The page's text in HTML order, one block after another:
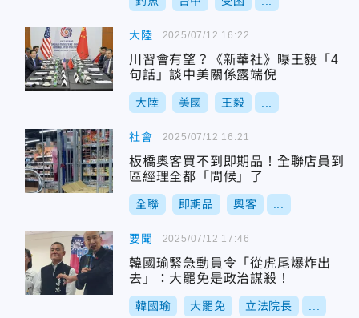
大陸
川習會有望？《新華社》曝王毅「4
句話」談中美關係露端倪
大陸 美國 王毅
2025/07/12 16:22
社會
板橋奧客買不到即期品！全聯店員到
區經理全都「問候」了
全聯 即期品 奧客
2025/07/12 16:21
要聞
韓國瑜緊急動員令「從虎尾爆炸出
去」：大罷免是政治謀殺！
韓國瑜 大罷免 立法院長
2025/07/12 17:46